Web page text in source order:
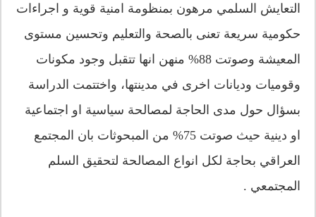
التعايش السلمي مرهون بمنظومة امنية قوية و اجراءات
حكومية سريعة تعنى بالصحة والتعليم وتحسين مستوى
المعيشة وصوتت 88% منهن انها تتقبل وجود مكونات
وقوميات وديانات اخرى في مدينتها، واختتمت الدراسة
بسؤال حول مدى الحاجة لمصالحة سياسية او اجتماعية
او دينية حيث صوتت 75% من المبحوثات بان المجتمع
العراقي بحاجة لكل انواع المصالحة لتحقيق السلم
المجتمعي .